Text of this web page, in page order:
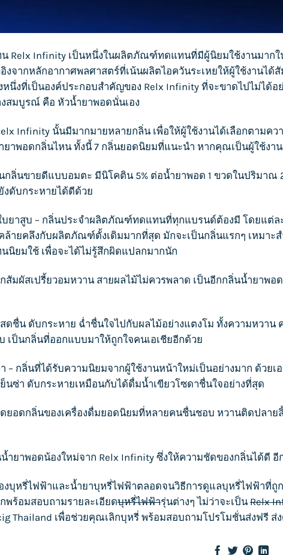
Relx Infinity เป็นหนึ่งในผลิตภัณฑ์ทดแทนที่มีผู้นิยมใช้งานมากใ
อิงจากหลักอากาศพลศาสตร์ที่เน้นผลิตไอควันระเหยให้ผู้ใช้งาน
หนึ่งที่เป็นองค์ประกอบสำคัญของ Relx Infinityที่จะขาดไปไม่ได้อย่
งสมบูรณ์ คือ หัวน้ำยาพอดนั่นเอง
Infinity นั้นมีมากมายหลายกลิ่น เพื่อให้ผู้ใช้งานได้เลือกตามค
ยาพอดกลิ่นไหน ทั้งนี้ 7 กลิ่นยอดนิยมที่แนะนำ หากคุณเป็นผู้ใช้ง
กลิ่นขายดีแบบอมตะ มีนิโคติน 5% ต่อน้ำยาพอด 1 ขวดในปริมาณ
งดับกระหายได้ดีด้วย
บยาสูบ – กลิ่นประจำผลิตภัณฑ์ทดแทนที่ทุกแบรนด์ต้องมี โดยแต่
ล้ายคลึงกับผลิตภัณฑ์ดั้งเดิมมากที่สุด มักจะเป็นกลิ่นแรกๆ เหมาะ
ยมใช้ เพื่อจะได้ไม่รู้สึกผิดแปลกมากนัก
กสัมผัสเปรี้ยวอมหวาน สายผลไม้ไม่ควรพลาด เป็นอีกกลิ่นน้ำยา
ดชื่น ดับกระหาย ฉ่ำชื่นใจไปกับผลไม้อย่างแตงโม ทั้งความหวา
เป็นกลิ่นที่ออกแบบมาให้ถูกใจคนเอเชียอีกด้วย
– กลิ่นที่ได้รับความนิยมจากผู้ใช้งานหน้าใหม่เป็นอย่างมาก ด้ว
นซ่า ดับกระหายเหมือนกับได้ดื่มน้ำเขียวโซดาชื่นใจอย่างที่สุด
ดยอดกลิ่นของเครื่องดื่มยอดนิยมที่หลายคนชื่นชอบ หวานติดปลา
ำยาพอดน้องใหม่จาก Relx Infinityซึ่งให้ความชัดของกลิ่นได้ดี อี
งบุหรี่ไฟฟ้าและน้ำยาบุหรี่ไฟฟ้าตลอดจนวิธีการดูแลบุหรี่ไฟฟ้าที่ถู
พร้อมสอบถามรายละเอียดบุหรี่ไฟฟ้ารุ่นต่างๆ ไม่ว่าจะเป็นRelx
Thailand เพื่อช่วยคุณเลิกบุหรี่ พร้อมสอบถามโปรโมชั่นส่งฟรี ส่